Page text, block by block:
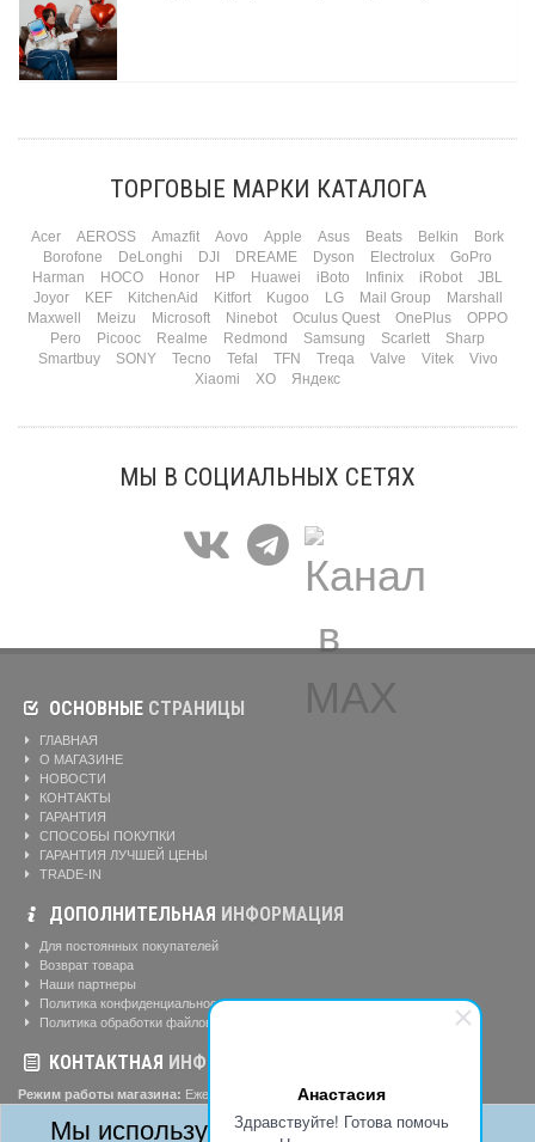
Анастасия
Здравствуйте! Готова помочь
при виде новой коробки.
марта — контрольный выстрел по кошельку. Начнем с первого — потому что он
ТОРГОВЫЕ МАРКИ КАТАЛОГА
Acer AEROSS Amazfit Aovo Apple Asus Beats Belkin
Bork
Borofone
DeLonghi DJI DREAME Dyson Electrolux
GoPro
Harman
HOCO Honor HP Huawei iBoto Infinix iRobot
JBL
Joyor
KEF KitchenAid Kitfort Kugoo LG Mail Group
Marshall
Maxwell
Meizu Microsoft Ninebot Oculus Quest OnePlus
OPPO
Pero
Picooc Realme Redmond Samsung Scarlett
Sharp
Smartbuy
SONY Tecno Tefal TFN Treqa Valve Vitek
Vivo
Xiaomi
XO Яндекс
МЫ В СОЦИАЛЬНЫХ СЕТЯХ
Мы используем cookie
ОСНОВНЫЕ СТРАНИЦЫ
ГЛАВНАЯ
О МАГАЗИНЕ
НОВОСТИ
КОНТАКТЫ
ГАРАНТИЯ
СПОСОБЫ ПОКУПКИ
ГАРАНТИЯ ЛУЧШЕЙ ЦЕНЫ
TRADE-IN
ДОПОЛНИТЕЛЬНАЯ ИНФОРМАЦИЯ
Для постоянных покупателей
Возврат товара
Наши партнеры
Политика конфиденциальности
Политика обработки файлов cookie
КОНТАКТНАЯ ИНФОРМАЦИЯ
Режим работы магазина: Ежедневно: 10:00-20:00
8-904-895-02-20